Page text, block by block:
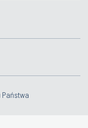
Państwa